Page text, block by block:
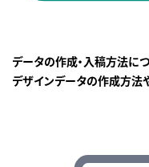
データの作成・入稿方法に
デザインデータの作成方法